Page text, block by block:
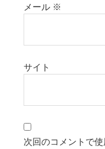
メール ※
サイト
次回のコメントで